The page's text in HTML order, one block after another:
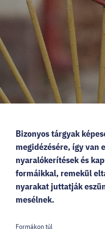
KARRIER
Facebook InstagramYouTube
Bizonyos tárgyak
megidézésére, így van
nyaralókerítések és
formáikkal, remekül
nyarakat juttatják
mesélnek.
Formákon túl